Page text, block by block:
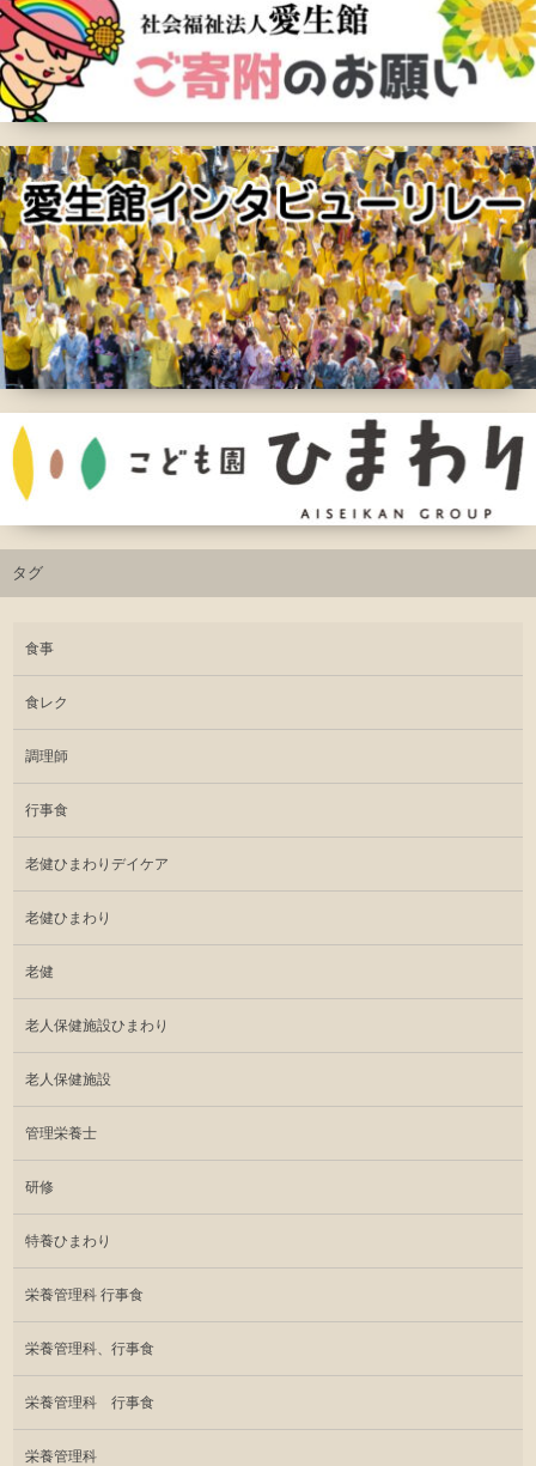
タグ
食事
食レク
調理師
行事食
老健ひまわりデイケア
老健ひまわり
老健
老人保健施設ひまわり
老人保健施設
管理栄養士
研修
特養ひまわり
栄養管理科 行事食
栄養管理科、行事食
栄養管理科 行事食
栄養管理科